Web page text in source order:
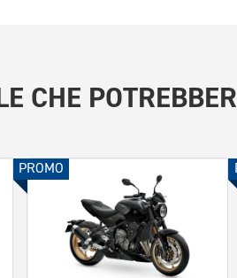
CHE
PROMO